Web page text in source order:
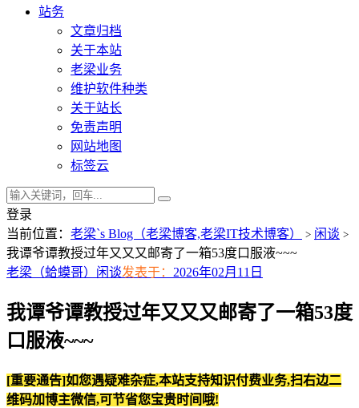
站务
文章归档
关于本站
老梁业务
维护软件种类
关于站长
免责声明
网站地图
标签云
登录
当前位置： 老梁`s Blog（老梁博客,老梁IT技术博客） > 闲谈 >
我谭爷谭教授过年又又又邮寄了一箱53度口服液~~~
老梁（蛤蟆哥） 闲谈发表于： 2026年02月11日
我谭爷谭教授过年又又又邮寄了一箱53度
口服液~~~
[重要通告]如您遇疑难杂症,本站支持知识付费业务,扫右边二
维码加博主微信,可节省您宝贵时间哦!